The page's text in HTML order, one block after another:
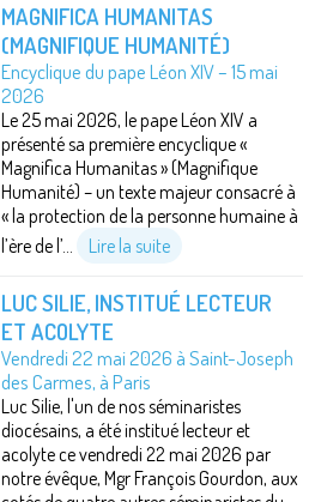
MAGNIFICA HUMANITAS
(MAGNIFIQUE HUMANITÉ)
Encyclique du pape Léon XIV – 15 mai
2026
Le 25 mai 2026, le pape Léon XIV a
présenté sa première encyclique «
Magnifica Humanitas » (Magnifique
Humanité) – un texte majeur consacré à
« la protection de la personne humaine à
l’ère de l’...
Lire la suite
LUC SILIE, INSTITUÉ LECTEUR
ET ACOLYTE
Vendredi 22 mai 2026 à Saint-Joseph
des Carmes, à Paris
Luc Silie, l'un de nos séminaristes
diocésains, a été institué lecteur et
acolyte ce vendredi 22 mai 2026 par
notre évêque, Mgr François Gourdon, aux